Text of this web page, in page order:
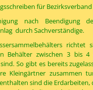
für
nach Beendigung
durch Sachverständige.
richtet
Behälter zwischen 3 bis
So gibt es bereits
Kleingärtner zusammen
sind die